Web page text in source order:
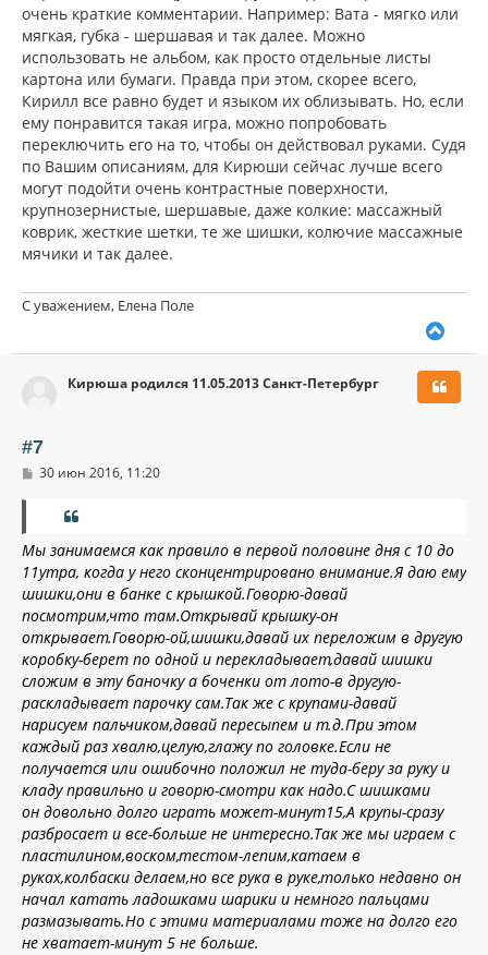
очень краткие комментарии. Например: Вата - мягко или
мягкая, губка - шершавая и так далее. Можно
использовать не альбом, как просто отдельные листы
картона или бумаги. Правда при этом, скорее всего,
Кирилл все равно будет и языком их облизывать. Но, если
ему понравится такая игра, можно попробовать
переключить его на то, чтобы он действовал руками. Судя
по Вашим описаниям, для Кирюши сейчас лучше всего
могут подойти очень контрастные поверхности,
крупнозернистые, шершавые, даже колкие: массажный
коврик, жесткие шетки, те же шишки, колючие массажные
мячики и так далее.
С уважением, Елена Поле
р
у
ч
а
Кирюша родился 11.05.2013 Санкт-Петербург
#7
С
е
н
и
е
30 июн 2016, 11:20
Мы занимаемся как правило в первой половине дня с 10 до
11утра, когда у него сконцентрировано внимание.Я даю ему
шишки,они в банке с крышкой.Говорю-давай
посмотрим,что там.Открывай крышку-он
открывает.Говорю-ой,шишки,давай их переложим в другую
коробку-берет по одной и перекладывает,давай шишки
сложим в эту баночку а боченки от лото-в другую-
раскладывает парочку сам.Так же с крупами-давай
нарисуем пальчиком,давай пересыпем и т.д.При этом
каждый раз хвалю,целую,глажу по головке.Если не
получается или ошибочно положил не туда-беру за руку и
кладу правильно и говорю-смотри как надо.С шишками
он довольно долго играть может-минут15,А крупы-сразу
разбросает и все-больше не интересно.Так же мы играем с
пластилином,воском,тестом-лепим,катаем в
руках,колбаски делаем,но все рука в руке,только недавно он
начал катать ладошками шарики и немного пальцами
размазывать.Но с этими материалами тоже на долго его
не хватает-минут 5 не больше.